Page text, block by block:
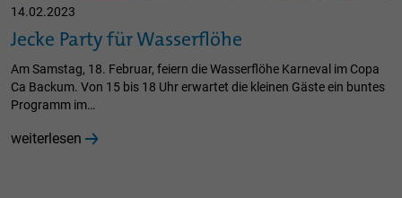
14.02.2023
Jecke Party für Wasserflöhe
Am Samstag, 18. Februar, feiern die Wasserflöhe Karneval im Copa
Ca Backum. Von 15 bis 18 Uhr erwartet die kleinen Gäste ein buntes
Programm im…
weiterlesen